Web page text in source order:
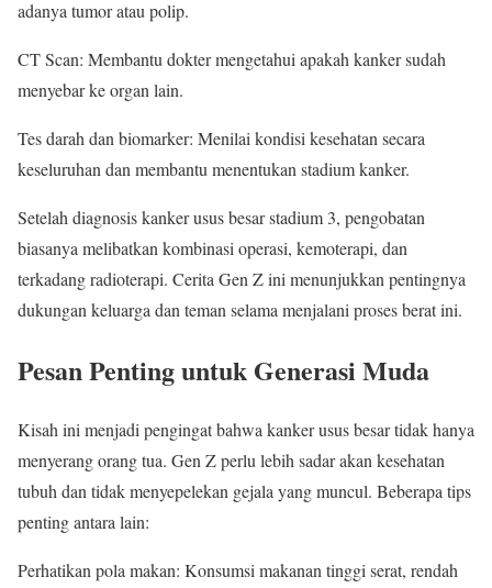
adanya tumor atau polip.
CT Scan: Membantu dokter mengetahui apakah kanker sudah
menyebar ke organ lain.
Tes darah dan biomarker: Menilai kondisi kesehatan secara
keseluruhan dan membantu menentukan stadium kanker.
Setelah diagnosis kanker usus besar stadium 3, pengobatan
biasanya melibatkan kombinasi operasi, kemoterapi, dan
terkadang radioterapi. Cerita Gen Z ini menunjukkan pentingnya
dukungan keluarga dan teman selama menjalani proses berat ini.
Pesan Penting untuk Generasi Muda
Kisah ini menjadi pengingat bahwa kanker usus besar tidak hanya
menyerang orang tua. Gen Z perlu lebih sadar akan kesehatan
tubuh dan tidak menyepelekan gejala yang muncul. Beberapa tips
penting antara lain:
Perhatikan pola makan: Konsumsi makanan tinggi serat, rendah